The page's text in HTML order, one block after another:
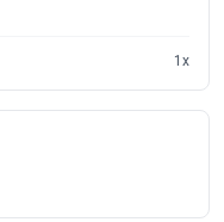
1 x